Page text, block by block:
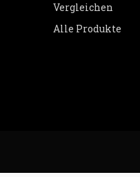
Vergleichen
Alle Produkte